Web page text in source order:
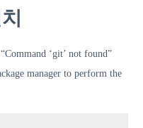
‘git’ not found”
manager to perform the